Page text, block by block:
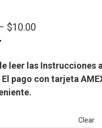
$10.00
through
$10.00
leer las Instrucciones
El pago con tarjeta
Clear